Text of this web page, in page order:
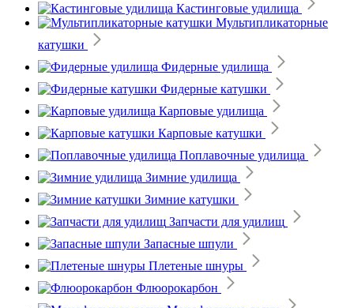
Кастинговые удилища
Мультипликаторные
катушки
Фидерные удилища
Фидерные катушки
Карповые удилища
Карповые катушки
Поплавочные удилища
Зимние удилища
Зимние катушки
Запчасти для удилищ
Запасные шпули
Плетеные шнуры
Флюорокарбон